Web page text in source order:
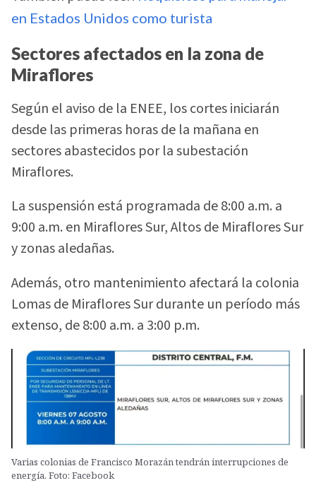
en Estados Unidos como turista
Sectores afectados en la zona de
Miraflores
Según el aviso de la ENEE, los cortes iniciarán
desde las primeras horas de la mañana en
sectores abastecidos por la subestación
Miraflores.
La suspensión está programada de 8:00 a.m. a
9:00 a.m. en Miraflores Sur, Altos de Miraflores Sur
y zonas aledañas.
Además, otro mantenimiento afectará la colonia
Lomas de Miraflores Sur durante un período más
extenso, de 8:00 a.m. a 3:00 p.m.
Varias colonias de Francisco Morazán tendrán interrupciones de
energía. Foto: Facebook